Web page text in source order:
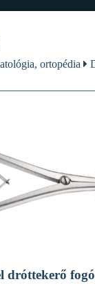
ortopédia
dróttekerő